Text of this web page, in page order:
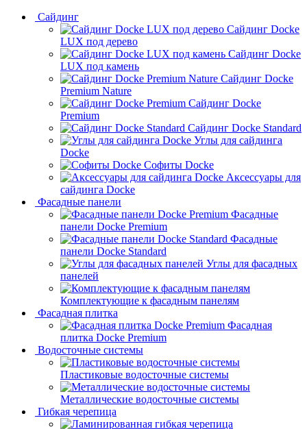
Сайдинг
Сайдинг Docke
LUX под дерево
Сайдинг Docke
LUX под камень
Сайдинг Docke
Premium Nature
Сайдинг Docke
Premium
Сайдинг Docke Standard
Углы для сайдинга
Docke
Софиты Docke
Аксессуары для
сайдинга Docke
Фасадные панели
Фасадные
панели Docke Premium
Фасадные
панели Docke Standard
Углы для фасадных
панелей
Комплектующие к фасадным панелям
Фасадная плитка
Фасадная
плитка Docke Premium
Водосточные системы
Пластиковые водосточные системы
Металлические водосточные системы
Гибкая черепица